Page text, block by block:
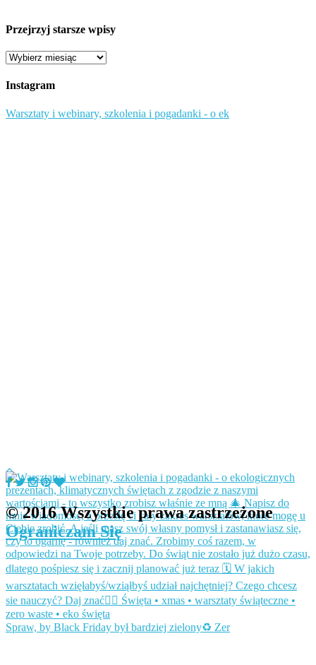
Przejrzyj starsze wpisy
Przejrzyj
wpisy
Instagram
Warsztaty i webinary, szkolenia i pogadanki - o ek
Spraw, by Black Friday był bardziej zielony♻️ Zer
© 2016 Wszystkie prawa zastrzeżone
Ograniczam Się